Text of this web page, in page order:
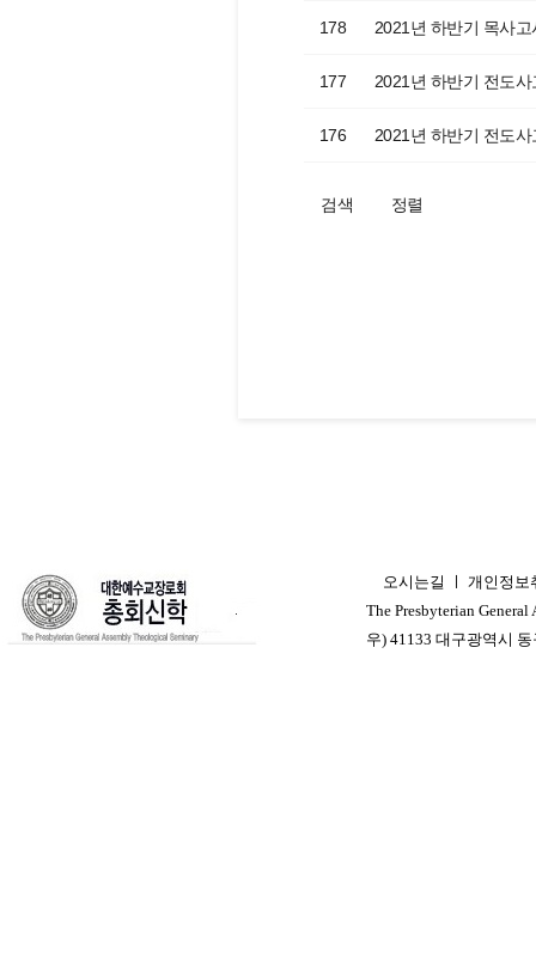
178 2021년 하반기 목사고
177 2021년 하반기 전도사
176 2021년 하반기 전도사
검색 정렬
오시는길
개인정보
The Presbyterian
우) 41133 대구광역시